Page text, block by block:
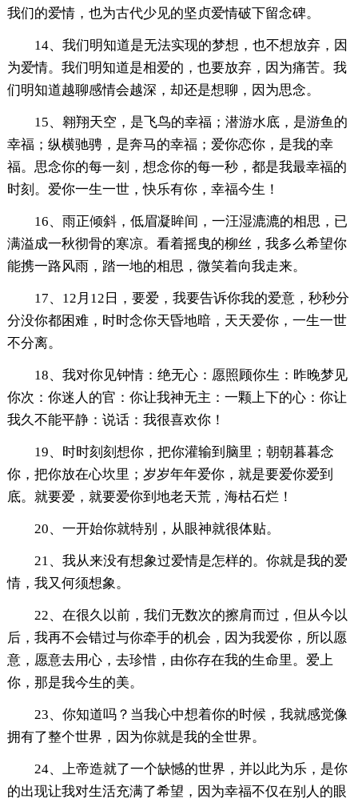
我们的爱情，也为古代少见的坚贞爱情破下留念碑。
14、我们明知道是无法实现的梦想，也不想放弃，因
为爱情。我们明知道是相爱的，也要放弃，因为痛苦。我
们明知道越聊感情会越深，却还是想聊，因为思念。
15、翱翔天空，是飞鸟的幸福；潜游水底，是游鱼的
幸福；纵横驰骋，是奔马的幸福；爱你恋你，是我的幸
福。思念你的每一刻，想念你的每一秒，都是我最幸福的
时刻。爱你一生一世，快乐有你，幸福今生！
16、雨正倾斜，低眉凝眸间，一汪湿漉漉的相思，已
满溢成一秋彻骨的寒凉。看着摇曳的柳丝，我多么希望你
能携一路风雨，踏一地的相思，微笑着向我走来。
17、12月12日，要爱，我要告诉你我的爱意，秒秒分
分没你都困难，时时念你天昏地暗，天天爱你，一生一世
不分离。
18、我对你见钟情：绝无心：愿照顾你生：昨晚梦见
你次：你迷人的官：你让我神无主：一颗上下的心：你让
我久不能平静：说话：我很喜欢你！
19、时时刻刻想你，把你灌输到脑里；朝朝暮暮念
你，把你放在心坎里；岁岁年年爱你，就是要爱你爱到
底。就要爱，就要爱你到地老天荒，海枯石烂！
20、一开始你就特别，从眼神就很体贴。
21、我从来没有想象过爱情是怎样的。你就是我的爱
情，我又何须想象。
22、在很久以前，我们无数次的擦肩而过，但从今以
后，我再不会错过与你牵手的机会，因为我爱你，所以愿
意，愿意去用心，去珍惜，由你存在我的生命里。爱上
你，那是我今生的美。
23、你知道吗？当我心中想着你的时候，我就感觉像
拥有了整个世界，因为你就是我的全世界。
24、上帝造就了一个缺憾的世界，并以此为乐，是你
的出现让我对生活充满了希望，因为幸福不仅在别人的眼